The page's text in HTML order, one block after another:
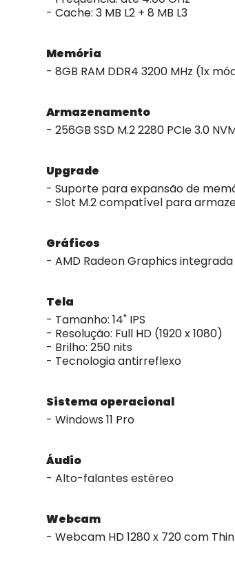
- Cache: 3 MB L2 + 8 MB L3
Memória
- 8GB RAM DDR4 3200 MHz (1x
Armazenamento
- 256GB SSD M.2 2280 PCIe 3.0
Upgrade
- Suporte para expansão de
- Slot M.2 compatível para
Gráficos
- AMD Radeon Graphics
Tela
- Tamanho: 14" IPS
- Resolução: Full HD (1920 x 1080)
- Brilho: 250 nits
- Tecnologia antirreflexo
Sistema operacional
- Windows 11 Pro
Áudio
- Alto-falantes estéreo
Webcam
- Webcam HD 1280 x 720 com